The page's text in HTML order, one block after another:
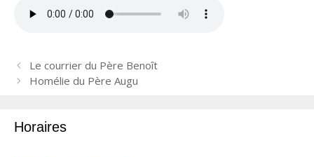
N
a
g
Le courrier du Père Benoît
Homélie du Père Augu
Horaires